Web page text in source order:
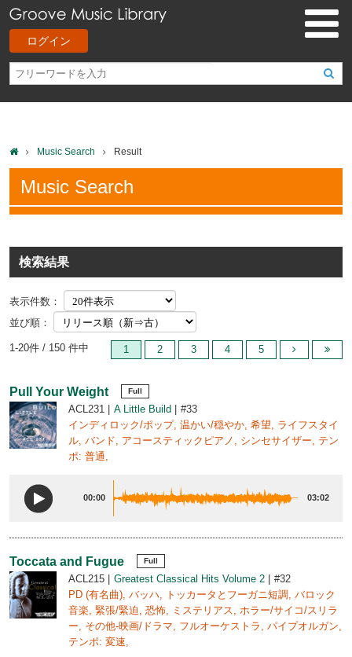
ログイン
Music Search Result
Music Search
検索結果
表示件数：
並び順：
1-20件 / 150 件中 1 2 3 4 5
Pull Your Weight Full
ACL231 A Little Build
#33
インディロック/ポップ, 温かい/穏やか, 希望, ライフスタイ
ル, バンド, アコースティックピアノ, シンセサイザー, テン
ポ: 普通,
00:00 03:02
Toccata and Fugue Full
ACL215 Greatest Classical Hits Volume 2
#32
PD (有名曲), バッハ, トッカータとフーガニ短調, バロック
音楽, 緊張/緊迫, 恐怖, ミステリアス, ホラー/サイコ/スリラ
ー, その他-映画/ドラマ, フルオーケストラ, パイプオルガン,
テンポ: 変速,